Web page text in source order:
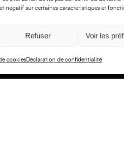
négatif sur certaines caractéristiques et
Refuser Voir les
cookiesDéclaration de confidentialité